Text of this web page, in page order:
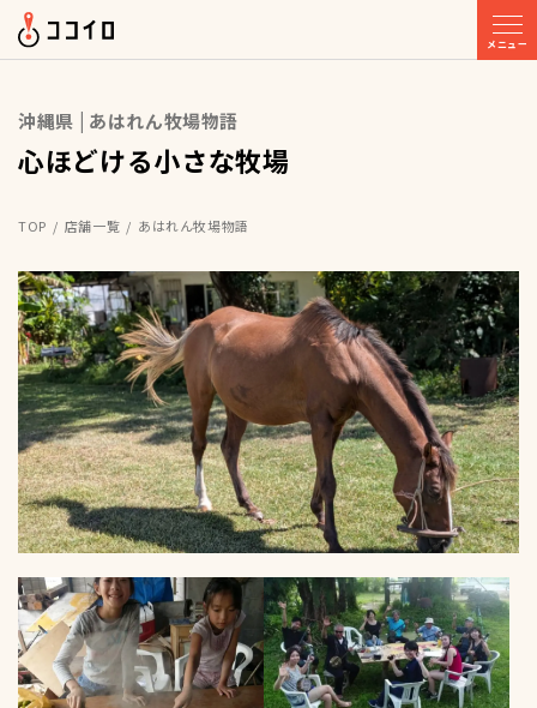
メニュー
沖縄県 | あはれん牧場物語
心ほどける小さな牧場
TOP 店舗一覧 あはれん牧場物語